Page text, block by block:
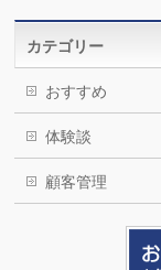
カテゴリー
おすすめ
体験談
顧客管理